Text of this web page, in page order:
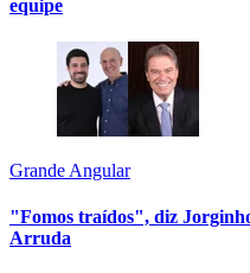
equipe
Grande Angular
"Fomos traídos", diz
Arruda